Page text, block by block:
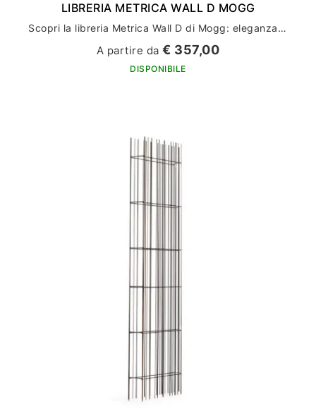
LIBRERIA METRICA WALL D MOGG
Scopri la libreria Metrica Wall D di Mogg: eleganza e funzionalità per l'arredamento della tua casa
A partire da€ 357,00
DISPONIBILE